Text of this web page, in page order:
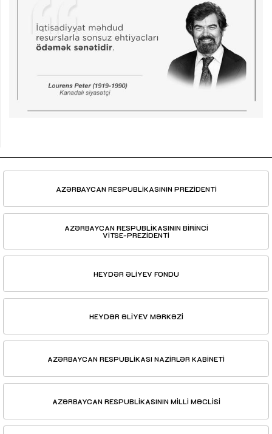
AZƏRBAYCAN RESPUBLİKASININ PREZİDENTİ
AZƏRBAYCAN RESPUBLİKASININ BİRİNCİ
VİTSE-PREZİDENTİ
HEYDƏR ƏLİYEV FONDU
HEYDƏR ƏLİYEV MƏRKƏZİ
AZƏRBAYCAN RESPUBLİKASI NAZİRLƏR KABİNETİ
AZƏRBAYCAN RESPUBLİKASININ MİLLİ MƏCLİSİ